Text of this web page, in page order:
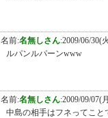
名前:名無しさん:2009/06/30(
ルパンルパーンwww
名前:名無しさん:2009/09/07(
中島の相手はフネってこと